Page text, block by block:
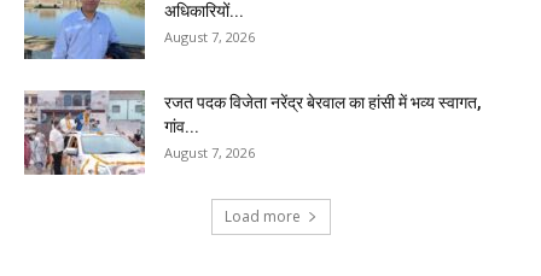
अधिकारियों...
August 7, 2026
रजत पदक विजेता नरेंद्र बेरवाल का हांसी में भव्य स्वागत,
गांव...
August 7, 2026
Load more